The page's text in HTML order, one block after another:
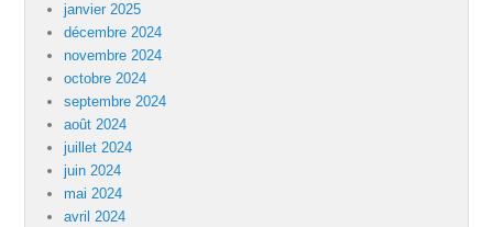
janvier 2025
décembre 2024
novembre 2024
octobre 2024
septembre 2024
août 2024
juillet 2024
juin 2024
mai 2024
avril 2024